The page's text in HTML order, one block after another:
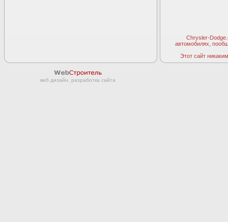
Chrysler-
автомобилях,
Этот сайт
веб дизайн, разработка сайта